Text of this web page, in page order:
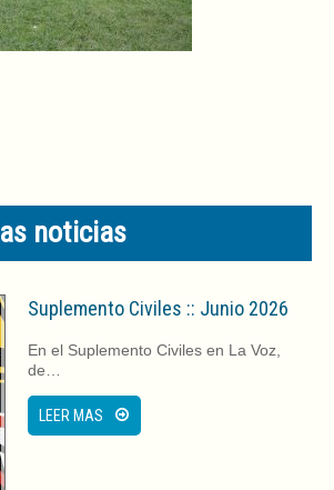
noticias
Suplemento Civiles :: Junio 2026
En el Suplemento Civiles en La Voz,
de…
LEER MAS